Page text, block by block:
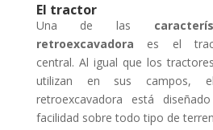
El tractor
Una de las
retroexcavadora es el
central. Al igual que los
utilizan en sus campos,
retroexcavadora está
facilidad sobre todo tipo de